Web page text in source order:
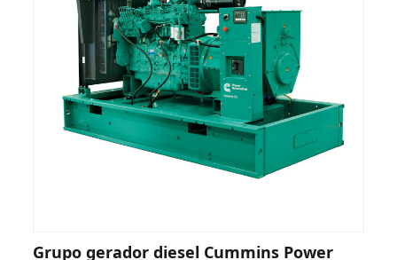
Grupo gerador diesel Cummins Power